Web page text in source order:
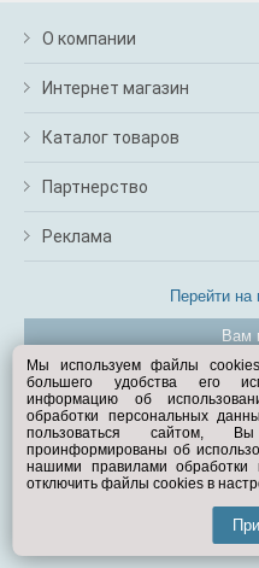
О компании
Интернет магазин
Каталог товаров
Партнерство
Реклама
Перейти
Вам
©
Мы используем файлы
большего удобства его
информацию об
обработки персональных
пользоваться сайтом,
проинформированы об
нашими правилами
отключить файлы cookies в